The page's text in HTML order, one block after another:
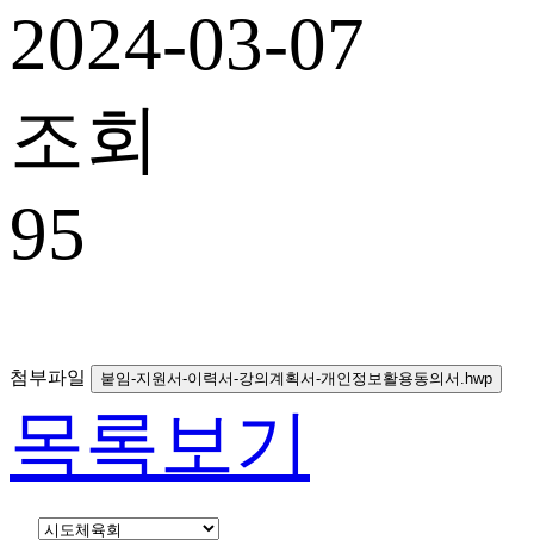
2024-03-07
조회
95
첨부파일 붙임-지원서-이력서-강의계획서-개인정보활용동의서.hwp
목록보기